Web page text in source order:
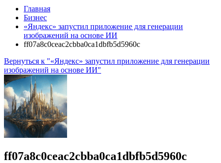
Главная
Бизнес
«Яндекс» запустил приложение для генерации
изображений на основе ИИ
ff07a8c0ceac2cbba0ca1dbfb5d5960c
Вернуться к "«Яндекс» запустил приложение для генерации
изображений на основе ИИ"
ff07a8c0ceac2cbba0ca1dbfb5d5960c